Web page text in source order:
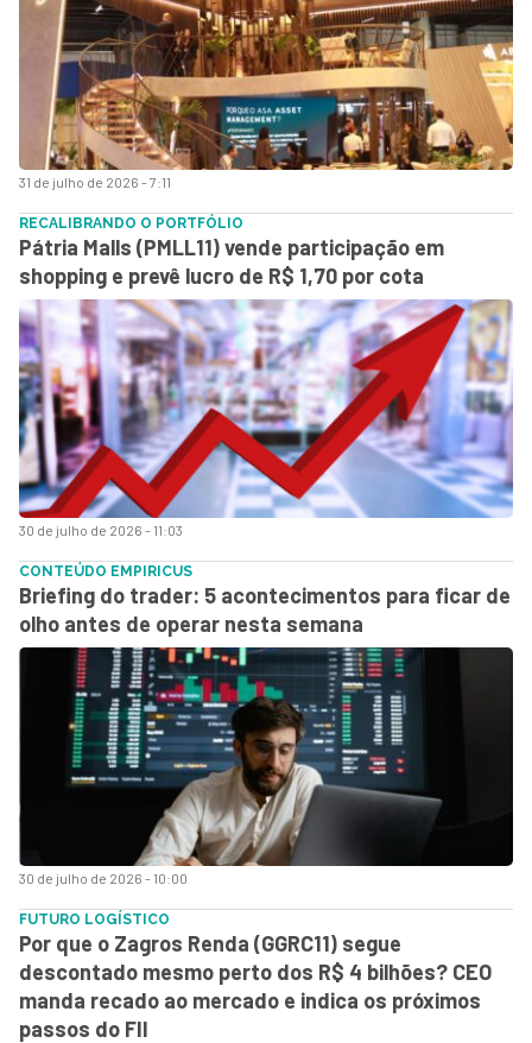
31 de julho de 2026 - 7:11
30 de julho de 2026 - 11:03
RECALIBRANDO O PORTFÓLIO
Pátria Malls (PMLL11) vende participação em
shopping e prevê lucro de R$ 1,70 por cota
30 de julho de 2026 - 10:00
CONTEÚDO EMPIRICUS
Briefing do trader: 5 acontecimentos para ficar de
olho antes de operar nesta semana
FUTURO LOGÍSTICO
Por que o Zagros Renda (GGRC11) segue
descontado mesmo perto dos R$ 4 bilhões? CEO
manda recado ao mercado e indica os próximos
passos do FII